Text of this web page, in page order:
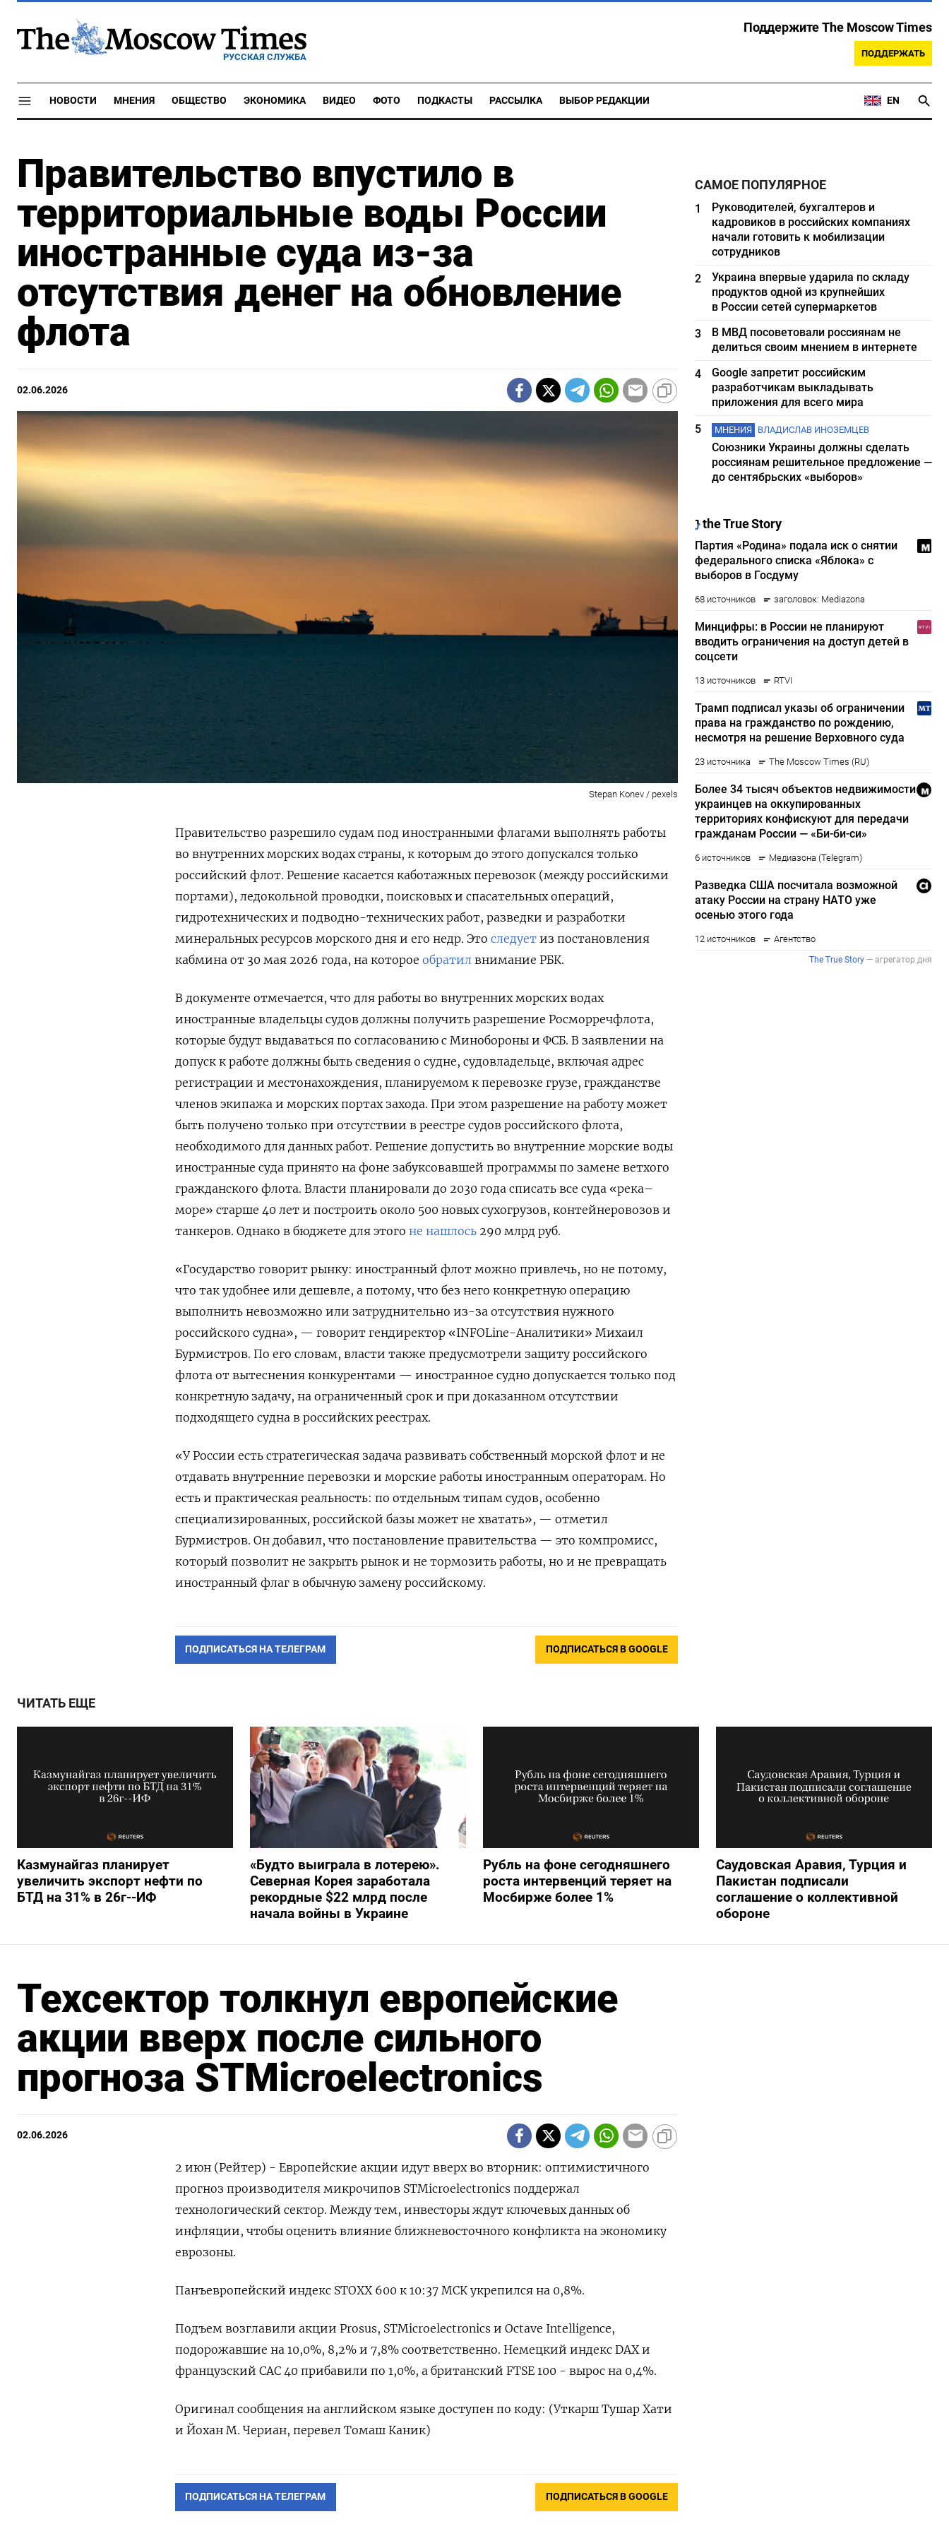
РУССКАЯ СЛУЖБА
Поддержите The Moscow Times
ПОДДЕРЖАТЬ
НОВОСТИ МНЕНИЯ ОБЩЕСТВО ЭКОНОМИКА ВИДЕО ФОТО ПОДКАСТЫ РАССЫЛКА ВЫБОР РЕДАКЦИИ EN
Правительство впустило в
территориальные воды России
иностранные суда из-за
отсутствия денег на обновление
флота
02.06.2026
Stepan Konev / pexels
Правительство разрешило судам под иностранными флагами выполнять работы
во внутренних морских водах страны, к которым до этого допускался только
российский флот. Решение касается каботажных перевозок (между российскими
портами), ледокольной проводки, поисковых и спасательных операций,
гидротехнических и подводно-технических работ, разведки и разработки
минеральных ресурсов морского дня и его недр. Это следует из постановления
кабмина от 30 мая 2026 года, на которое обратил внимание РБК.
В документе отмечается, что для работы во внутренних морских водах
иностранные владельцы судов должны получить разрешение Росморречфлота,
которые будут выдаваться по согласованию с Минобороны и ФСБ. В заявлении на
допуск к работе должны быть сведения о судне, судовладельце, включая адрес
регистрации и местонахождения, планируемом к перевозке грузе, гражданстве
членов экипажа и морских портах захода. При этом разрешение на работу может
быть получено только при отсутствии в реестре судов российского флота,
необходимого для данных работ. Решение допустить во внутренние морские воды
иностранные суда принято на фоне забуксовавшей программы по замене ветхого
гражданского флота. Власти планировали до 2030 года списать все суда «река–
море» старше 40 лет и построить около 500 новых сухогрузов, контейнеровозов и
танкеров. Однако в бюджете для этого не нашлось 290 млрд руб.
«Государство говорит рынку: иностранный флот можно привлечь, но не потому,
что так удобнее или дешевле, а потому, что без него конкретную операцию
выполнить невозможно или затруднительно из-за отсутствия нужного
российского судна», — говорит гендиректор «INFOLine-Аналитики» Михаил
Бурмистров. По его словам, власти также предусмотрели защиту российского
флота от вытеснения конкурентами — иностранное судно допускается только под
конкретную задачу, на ограниченный срок и при доказанном отсутствии
подходящего судна в российских реестрах.
«У России есть стратегическая задача развивать собственный морской флот и не
отдавать внутренние перевозки и морские работы иностранным операторам. Но
есть и практическая реальность: по отдельным типам судов, особенно
специализированных, российской базы может не хватать», — отметил
Бурмистров. Он добавил, что постановление правительства — это компромисс,
который позволит не закрыть рынок и не тормозить работы, но и не превращать
иностранный флаг в обычную замену российскому.
ПОДПИСАТЬСЯ НА ТЕЛЕГРАМ ПОДПИСАТЬСЯ В GOOGLE
САМОЕ ПОПУЛЯРНОЕ
1
Руководителей, бухгалтеров и
кадровиков в российских компаниях
начали готовить к мобилизации
сотрудников
2
Украина впервые ударила по складу
продуктов одной из крупнейших
в России сетей супермаркетов
3
В МВД посоветовали россиянам не
делиться своим мнением в интернете
4
Google запретит российским
разработчикам выкладывать
приложения для всего мира
5
МНЕНИЯ ВЛАДИСЛАВ ИНОЗЕМЦЕВ
Союзники Украины должны сделать
россиянам решительное предложение —
до сентябрьских «выборов»
ЧИТАТЬ ЕЩЕ
Казмунайгаз планирует
увеличить экспорт нефти по
БТД на 31% в 26г--ИФ
«Будто выиграла в лотерею».
Северная Корея заработала
рекордные $22 млрд после
начала войны в Украине
Рубль на фоне сегодняшнего
роста интервенций теряет на
Мосбирже более 1%
Саудовская Аравия, Турция и
Пакистан подписали
соглашение о коллективной
обороне
Техсектор толкнул европейские
акции вверх после сильного
прогноза STMicroelectronics
02.06.2026
2 июн (Рейтер) - Европейские акции идут вверх во вторник: оптимистичного
‌прогноз производителя микрочипов STMicroelectronics поддержал
технологический сектор. Между ​тем, инвесторы ​ждут ​ключевых данных ⁠об
инфляции, ‌чтобы оценить влияние ‌ближневосточного конфликта на экономику
еврозоны.
Панъевропейский ​индекс STOXX ‌600 к 10:37 ​МСК укрепился на 0,8%.
Подъем ‌возглавили акции Prosus, STMicroelectronics и Octave Intelligence,
подорожавшие ​на 10,0%, ​8,2% ‌и 7,8% соответственно. Немецкий ​индекс DAX и
французский CAC 40 прибавили по 1,0%, а британский FTSE 100 - вырос на ​0,4%.
Оригинал ⁠сообщения на английском языке доступен ‌по коду: (Уткарш ‌Тушар Хати
и Йохан ​М. Чериан, перевел ‌Томаш Каник)
ПОДПИСАТЬСЯ НА ТЕЛЕГРАМ ПОДПИСАТЬСЯ В GOOGLE